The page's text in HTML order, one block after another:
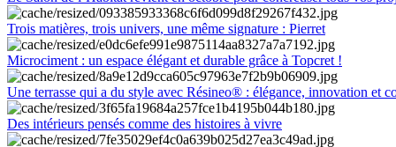
Trois matières, trois univers, une même signature : Pierret
Microciment : un espace élégant et durable grâce à Topcret !
Une terrasse qui a du style avec Résineo® : élégance, innovation et
Des intérieurs pensés comme des histoires à vivre